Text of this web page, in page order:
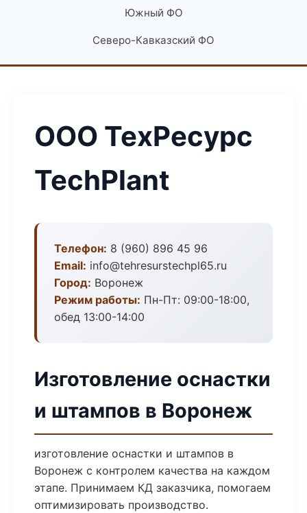
Южный ФО
Северо-Кавказский ФО
ООО ТехРесурс
TechPlant
Телефон: 8 (960) 896 45 96
Email: info@tehresurstechpl65.ru
Город: Воронеж
Режим работы: Пн-Пт: 09:00-18:00,
обед 13:00-14:00
Изготовление оснастки
и штампов в Воронеж
изготовление оснастки и штампов в
Воронеж с контролем качества на каждом
этапе. Принимаем КД заказчика, помогаем
оптимизировать производство.